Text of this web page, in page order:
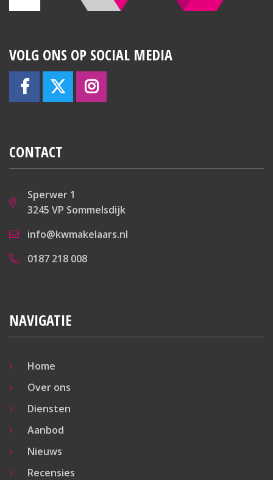
VOLG ONS OP SOCIAL MEDIA
CONTACT
Sperwer 1
3245 VP Sommelsdijk
info@kwmakelaars.nl
0187 218 008
NAVIGATIE
Home
Over ons
Diensten
Aanbod
Nieuws
Recensies